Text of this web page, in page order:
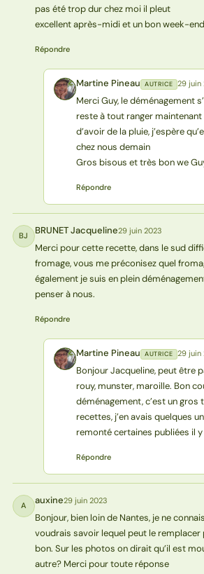
pas été trop dur chez moi il pleut
excellent après-midi et un bon week-
Répondre
MP Martine Pineau AUTRICE 29 juin
Merci Guy, le déménagement
reste à tout ranger maintenant
d’avoir de la pluie, j’espère
chez nous demain
Gros bisous et très bon we
Répondre
BJ BRUNET Jacqueline29 juin 2023
Merci pour cette recette, dans le sud
fromage, vous me préconisez quel
également je suis en plein
penser à nous.
Répondre
MP Martine Pineau AUTRICE 29 juin
Bonjour Jacqueline, peut être
rouy, munster, maroille. Bon
déménagement, c’est un gros
recettes, j’en avais quelques
remonté certaines publiées il
Répondre
A auxine29 juin 2023
Bonjour, bien loin de Nantes, je ne
voudrais savoir lequel peut le
bon. Sur les photos on dirait qu’il est
autre? Merci pour toute réponse